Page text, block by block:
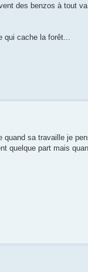
des benzos à tout
cache la forêt...
sa travaille je
quelque part mais